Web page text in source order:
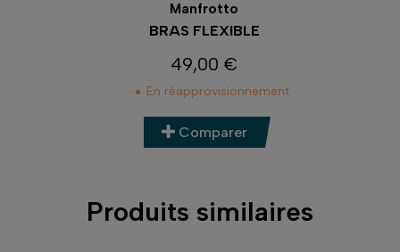
Manfrotto
BRAS FLEXIBLE
Prix
49,00 €
En réapprovisionnement
Comparer
Produits similaires